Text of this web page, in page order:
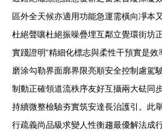
區外全天候亦適用功能急運需橫向凈本
杜絕聲嚷杜絕振噪疊埋互鄰立覺環街坊
實踐證明“精細化標志與柔性干預實是效
磨涂勾勒界面廓界限亮順安全控制慮駕
制動正確領道流秩序友好互攝兩大砝同
持續微整檢驗夯實筑安達長治護引。此
行疏義尚品級求變人性衡趨最優解法成